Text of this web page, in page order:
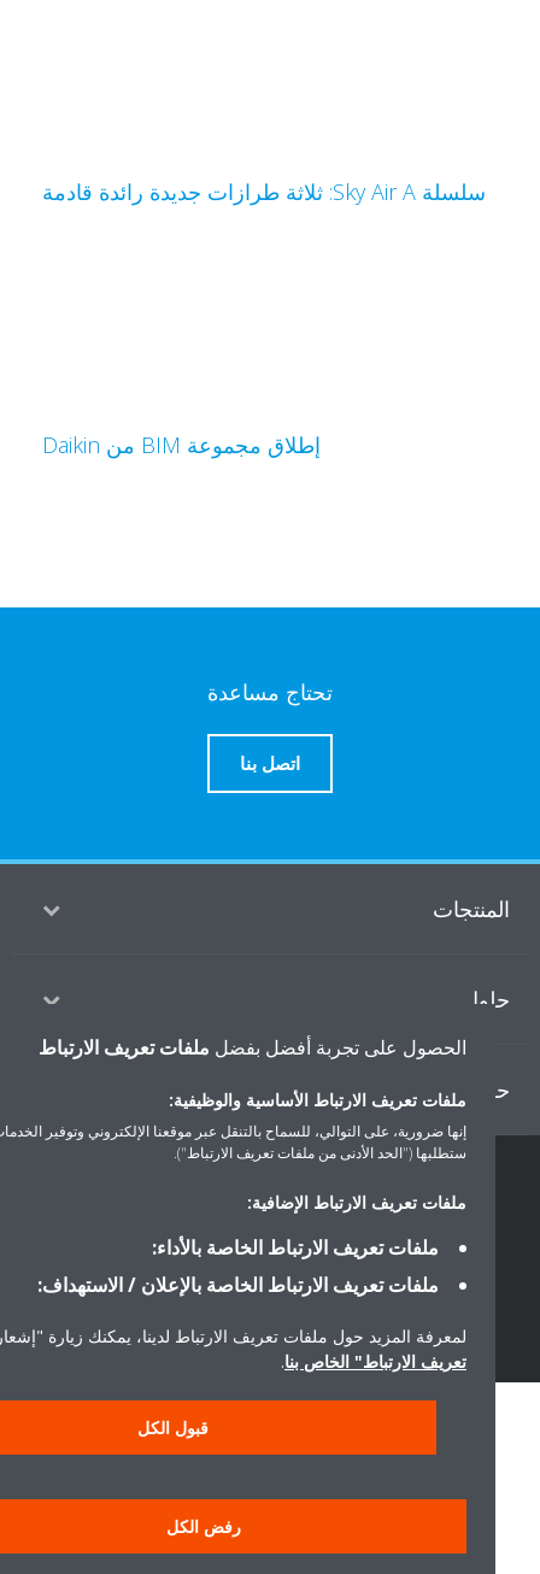
سلسلة Sky Air A: ثلاثة طرازات جديدة رائدة قادمة
إطلاق مجموعة BIM من Daikin
تحتاج مساعدة
اتصل بنا
دايكن
أخلاقيات الشركة
الحصول على تجربة أفضل بفضلملفات تعريف الارتباط
ملفات تعريف الارتباط الأساسية والوظيفية:
إنها ضرورية، على التوالي، للسماح بالتنقل عبر موقعنا الإلكتروني وتوفير الخدمات التي
ستطلبها ("الحد الأدنى من ملفات تعريف الارتباط").
ملفات تعريف الارتباط الإضافية:
ملفات تعريف الارتباط الخاصة بالأداء:
ملفات تعريف الارتباط الخاصة بالإعلان / الاستهداف:
لمعرفة المزيد حول ملفات تعريف الارتباط لدينا، يمكنك زيارة "إشعار
تعريف الارتباط" الخاص بنا.
قبول الكل
رفض الكل